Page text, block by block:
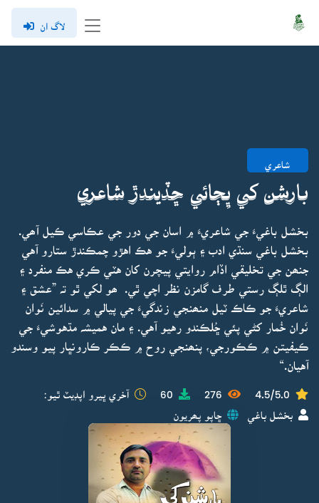
لاگ ان
شاعري
بارشن کي ڀِڄائي ڇڏيندڙ شاعري
بخشل باغيءَ جي شاعريءَ ۾ اسان جي دور جي عڪاسي ڪيل آھي.
بخشل باغي سنڌي ادب ۽ ٻوليءَ جو هڪ اهڙو چمڪندڙ ستارو آهي
جنھن جي تخليقي اڏام روايتي پيچرن کان هٽي ڪري هڪ منفرد ۽
الڳ ٿلڳ رستي طرف گامزن نظر اچي ٿي. ھو لکي ٿو تہ ”عشق ۽
شاعريءَ جو ڪاڪ ٽيل منھنجي زندگيءَ جي پيالي ۾ سدائين نَوان
نَوان خُمار کڻي پئي ڇُلڪندو رهيو آهي. ۽ مان هميشہ مڌهوشيءَ جي
ڪيفيتن ۾ ڪڪورجي، پنھنجي روح ۾ ڪڪر ڪارونڀار پيو وسندو
آهيان.“
4.5/5.0
276
60 آخري ڀيرو اپڊيٽ ٿيو:
بخشل باغي ڇاپو پھريون